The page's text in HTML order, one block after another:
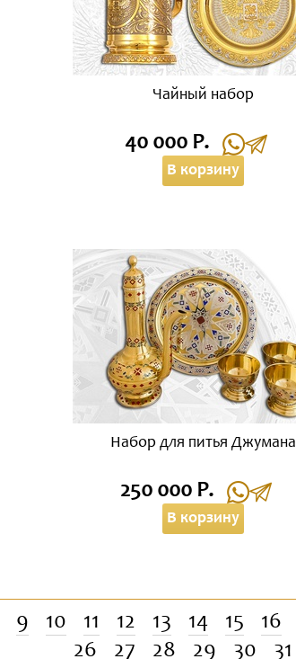
Чайный набор
40 000 Р.
В корзину
Набор для питья Джумана
250 000 Р.
В корзину
9 10 11 12 13 14 15 16
26
27 28 29 30 31